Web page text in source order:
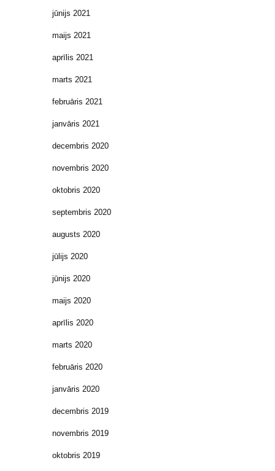
jūnijs 2021
maijs 2021
aprīlis 2021
marts 2021
februāris 2021
janvāris 2021
decembris 2020
novembris 2020
oktobris 2020
septembris 2020
augusts 2020
jūlijs 2020
jūnijs 2020
maijs 2020
aprīlis 2020
marts 2020
februāris 2020
janvāris 2020
decembris 2019
novembris 2019
oktobris 2019